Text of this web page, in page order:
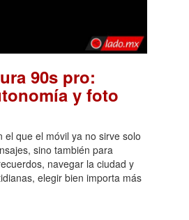
90s pro:
y foto
el que el móvil ya no sirve solo
sino también para
navegar la ciudad y
elegir bien importa más